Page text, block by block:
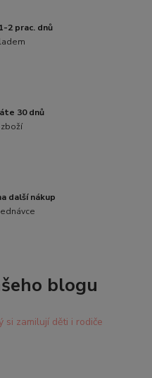
2 prac. dnů
30 dnů
další nákup
blogu